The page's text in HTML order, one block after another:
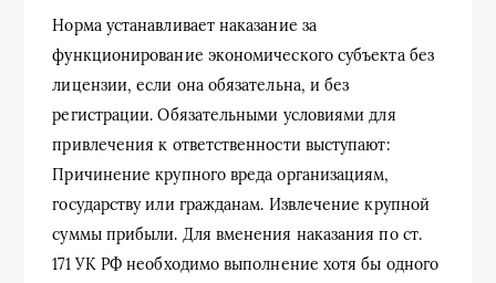
Норма устанавливает наказание за
функционирование экономического субъекта без
лицензии, если она обязательна, и без
регистрации. Обязательными условиями для
привлечения к ответственности выступают:
Причинение крупного вреда организациям,
государству или гражданам. Извлечение крупной
суммы прибыли. Для вменения наказания по ст.
171 УК РФ необходимо выполнение хотя бы одного